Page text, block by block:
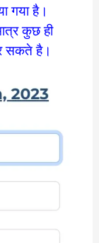
गया है।
कुछ ही
सकते है।